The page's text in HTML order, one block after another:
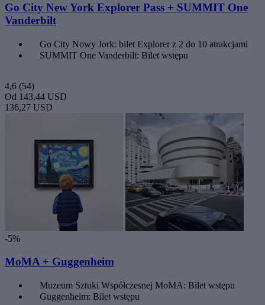
Go City New York Explorer Pass + SUMMIT One
Vanderbilt
Go City Nowy Jork: bilet Explorer z 2 do 10 atrakcjami
SUMMIT One Vanderbilt: Bilet wstępu
4,6 (54)
Od 143,44 USD
136,27 USD
-5%
MoMA + Guggenheim
Muzeum Sztuki Współczesnej MoMA: Bilet wstępu
Guggenheim: Bilet wstępu